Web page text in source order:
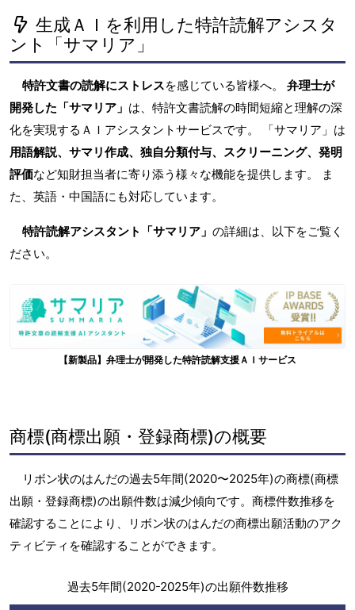
生成ＡＩを利用した特許読解アシスタ
ント「サマリア」
特許文書の読解にストレスを感じている皆様へ。 弁理士が
開発した「サマリア」 は、特許文書読解の時間短縮と理解の深
化を実現するＡＩアシスタントサービスです。 「サマリア」は
用語解説、サマリ作成、独自分類付与、スクリーニング、発明
評価など知財担当者に寄り添う様々な機能を提供します。 ま
た、英語・中国語にも対応しています。
特許読解アシスタント「サマリア」 の詳細は、以下をご覧く
ださい。
【新製品】弁理士が開発した特許読解支援ＡＩサービス
商標(商標出願・登録商標)の概要
リボン状のはんだの過去5年間(2020〜2025年)の商標(商標
出願・登録商標)の出願件数は減少傾向です。商標件数推移を
確認することにより、リボン状のはんだの商標出願活動のアク
ティビティを確認することができます。
過去5年間(2020-2025年)の出願件数推移